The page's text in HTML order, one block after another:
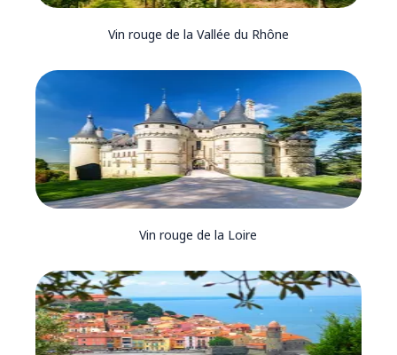
Vin rouge de la Vallée du Rhône
Vin rouge de la Loire